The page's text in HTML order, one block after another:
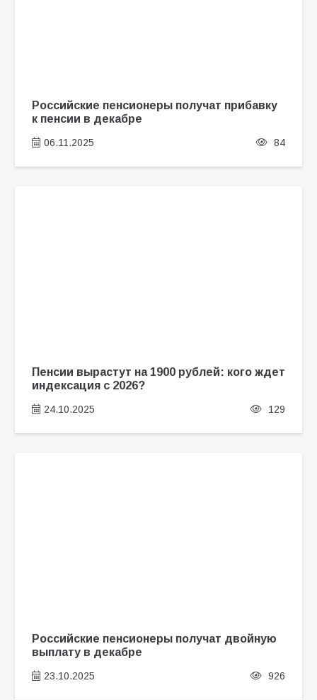
Российские пенсионеры получат прибавку
к пенсии в декабре
06.11.2025 84
Пенсии вырастут на 1900 рублей: кого ждет
индексация с 2026?
24.10.2025 129
Российские пенсионеры получат двойную
выплату в декабре
23.10.2025 926